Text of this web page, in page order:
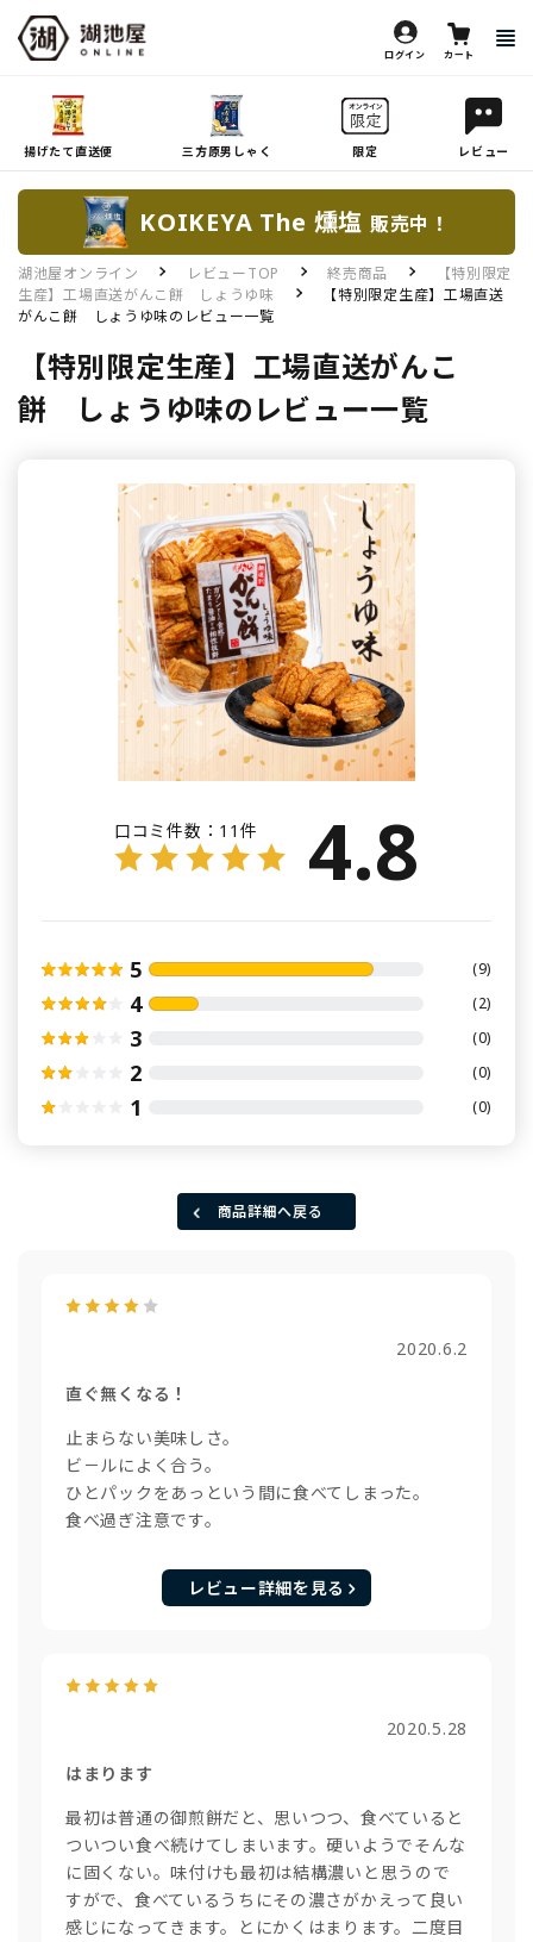
ログイン カート
揚げたて直送便 三方原男しゃく 限定 レビュー
KOIKEYA The 燻塩 販売中！
湖池屋オンライン レビューTOP 終売商品
【特別限定
生産】工場直送がんこ餅 しょうゆ味
【特別限定生産】工場直送
がんこ餅 しょうゆ味のレビュー一覧
【特別限定生産】工場直送がんこ
餅 しょうゆ味のレビュー一覧
口コミ件数： 11件 4.8
5 (9)
4 (2)
3 (0)
2 (0)
1 (0)
商品詳細へ戻る
2020.6.2
直ぐ無くなる！
止まらない美味しさ。
ビ－ルによく合う。
ひとパックをあっという間に食べてしまった。
食べ過ぎ注意です。
レビュー詳細を見る
2020.5.28
はまります
最初は普通の御煎餅だと、思いつつ、食べていると
ついつい食べ続けてしまいます。硬いようでそんな
に固くない。味付けも最初は結構濃いと思うので
すがで、食べているうちにその濃さがかえって良い
感じになってきます。とにかくはまります。二度目